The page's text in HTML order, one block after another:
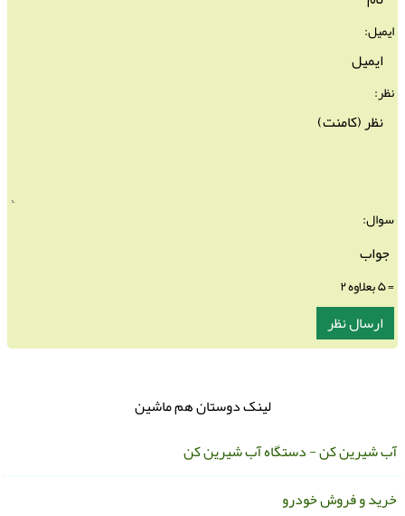
ایمیل:
نظر:
سوال:
لینک دوستان هم ماشین
شیرین کن - دستگاه آب شیرین کن
و فروش خودرو